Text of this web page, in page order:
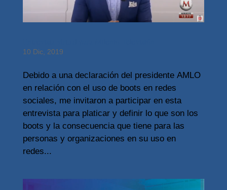
10 Dic, 2019
Debido a una declaración del presidente AMLO
en relación con el uso de boots en redes
sociales, me invitaron a participar en esta
entrevista para platicar y definir lo que son los
boots y la consecuencia que tiene para las
personas y organizaciones en su uso en
redes...